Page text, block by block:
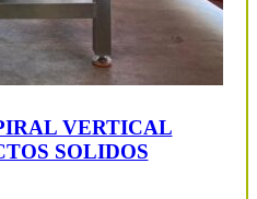
VERTICAL
SOLIDOS